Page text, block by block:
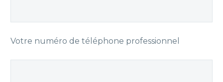
Votre numéro de téléphone professionnel